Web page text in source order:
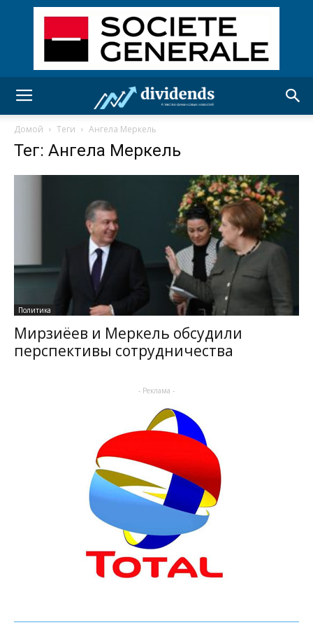
Домой Теги Ангела Меркель
Тег: Ангела Меркель
Политика
Мирзиёев и Меркель обсудили
перспективы сотрудничества
- Реклама -